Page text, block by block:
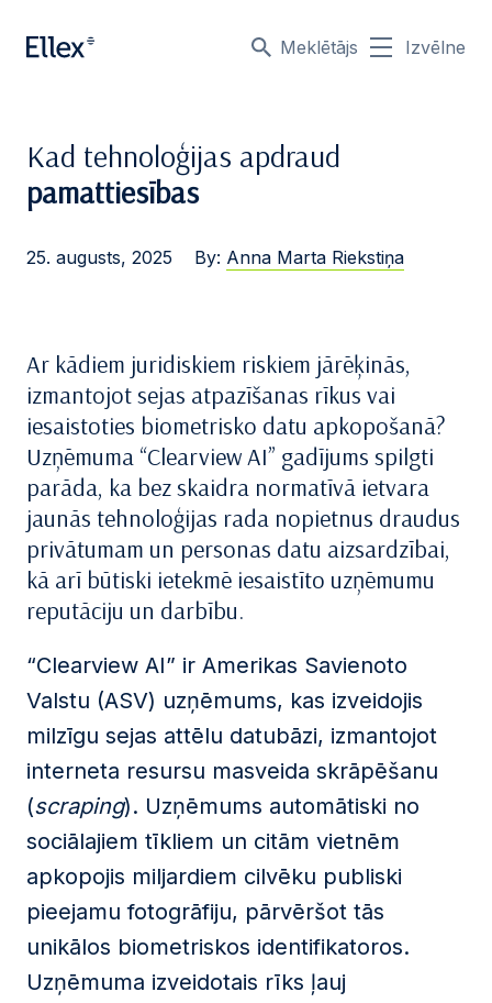
Meklētājs Izvēlne
Kad tehnoloģijas apdraud
pamattiesības
25. augusts, 2025 By: Anna Marta Riekstiņa
Ar kādiem juridiskiem riskiem jārēķinās,
izmantojot sejas atpazīšanas rīkus vai
iesaistoties biometrisko datu apkopošanā?
Uzņēmuma “Clearview AI” gadījums spilgti
parāda, ka bez skaidra normatīvā ietvara
jaunās tehnoloģijas rada nopietnus draudus
privātumam un personas datu aizsardzībai,
kā arī būtiski ietekmē iesaistīto uzņēmumu
reputāciju un darbību.
“Clearview AI” ir Amerikas Savienoto
Valstu (ASV) uzņēmums, kas izveidojis
milzīgu sejas attēlu datubāzi, izmantojot
interneta resursu masveida skrāpēšanu
(scraping). Uzņēmums automātiski no
sociālajiem tīkliem un citām vietnēm
apkopojis miljardiem cilvēku publiski
pieejamu fotogrāfiju, pārvēršot tās
unikālos biometriskos identifikatoros.
Uzņēmuma izveidotais rīks ļauj